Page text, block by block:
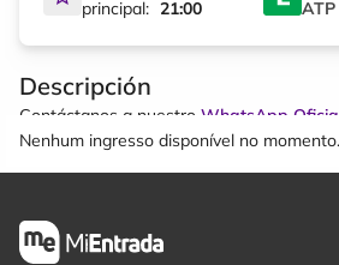
principal: 21:00
ATP
Descripción
Contáctanos a nuestro WhatsApp
Nenhum ingresso disponível no momento.